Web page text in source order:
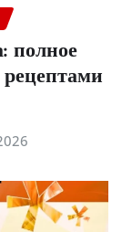
полное